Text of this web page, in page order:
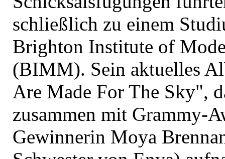
schließlich zu einem
Brighton Institute of
(BIMM). Sein aktuelles
Are Made For The Sky",
zusammen mit Grammy-
Gewinnerin Moya